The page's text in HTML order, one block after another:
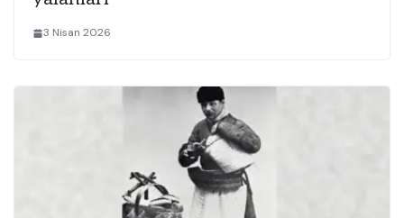
3 Nisan 2026